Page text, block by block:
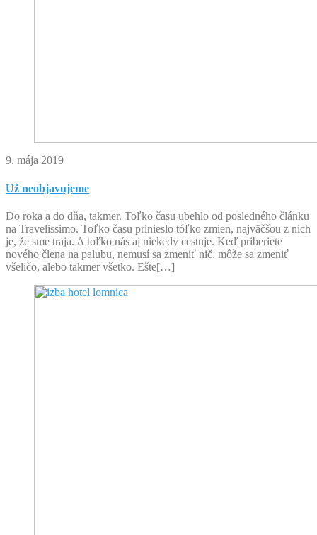
9. mája 2019
Už neobjavujeme
Do roka a do dňa, takmer. Toľko času ubehlo od posledného článku
na Travelissimo. Toľko času prinieslo tóľko zmien, najväčšou z nich
je, že sme traja. A toľko nás aj niekedy cestuje. Keď priberiete
nového člena na palubu, nemusí sa zmeniť nič, môže sa zmeniť
všeličo, alebo takmer všetko. Ešte[…]